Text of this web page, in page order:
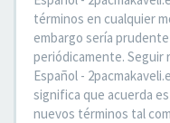
términos en cualquier
embargo sería
periódicamente. Seguir
Español -
significa que acuerda
nuevos términos tal